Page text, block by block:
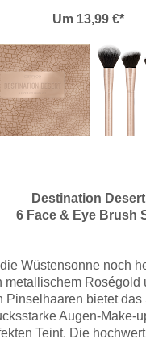
Um 13,99 €*
Destination Desert
6 Face & Eye Brush
Wüstensonne noch
metallischem Roségold
Pinselhaaren bietet
Augen-Make-
Teint. Die